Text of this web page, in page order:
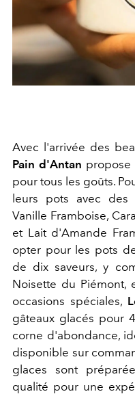
Avec l'arrivée des
Pain d'Antan propose
pour tous les goûts.
leurs pots avec des
Vanille Framboise,
et Lait d'Amande
opter pour les pots
de dix saveurs, y
Noisette du Piémont,
occasions spéciales,
gâteaux glacés pour
corne d'abondance,
disponible sur
glaces sont
qualité pour une